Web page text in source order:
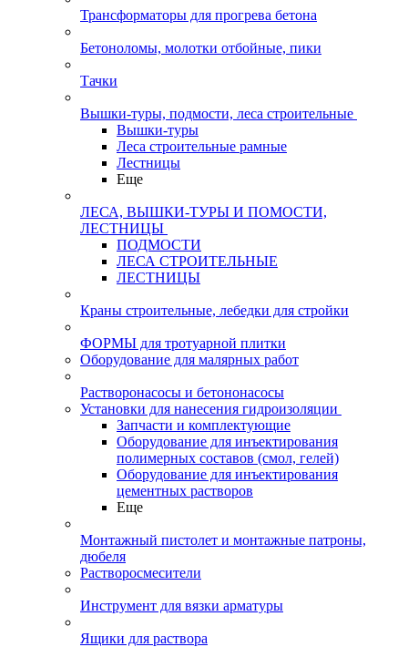
Трансформаторы для прогрева бетона
Бетоноломы, молотки отбойные, пики
Тачки
Вышки-туры, подмости, леса строительные
Вышки-туры
Леса строительные рамные
Лестницы
Еще
ЛЕСА, ВЫШКИ-ТУРЫ И ПОМОСТИ,
ЛЕСТНИЦЫ
ПОДМОСТИ
ЛЕСА СТРОИТЕЛЬНЫЕ
ЛЕСТНИЦЫ
Краны строительные, лебедки для стройки
ФОРМЫ для тротуарной плитки
Оборудование для малярных работ
Растворонасосы и бетононасосы
Установки для нанесения гидроизоляции
Запчасти и комплектующие
Оборудование для инъектирования
полимерных составов (смол, гелей)
Оборудование для инъектирования
цементных растворов
Еще
Монтажный пистолет и монтажные патроны,
дюбеля
Растворосмесители
Инструмент для вязки арматуры
Ящики для раствора